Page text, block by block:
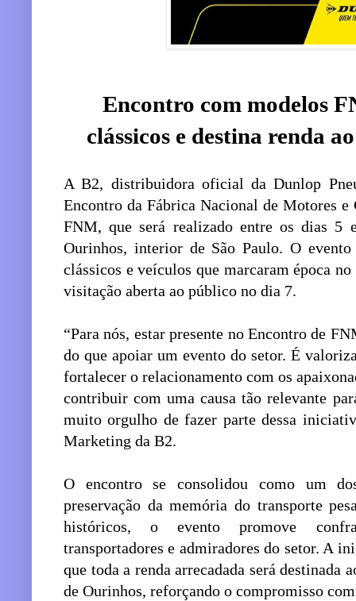
Encontro com modelos
clássicos e destina renda
A B2, distribuidora oficial da Dunlop
Encontro da Fábrica Nacional de Motores
FNM, que será realizado entre os dias 5
Ourinhos, interior de São Paulo. O
clássicos e veículos que marcaram época
visitação aberta ao público no dia 7.
“Para nós, estar presente no Encontro de
do que apoiar um evento do setor. É
fortalecer o relacionamento com os
contribuir com uma causa tão relevante
muito orgulho de fazer parte dessa
Marketing da B2.
O encontro se consolidou como um
preservação da memória do transporte
históricos, o evento promove
transportadores e admiradores do setor. A
que toda a renda arrecadada será destinada
de Ourinhos, reforçando o compromisso